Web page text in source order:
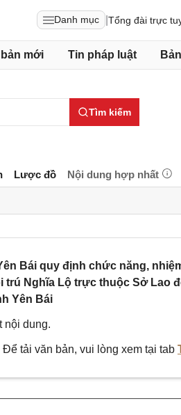
Danh mục Tổng đài trực
mới Tin pháp luật
Tìm kiếm
Lược đồ Nội dung hợp nhất
Bái quy định chức năng,
trú Nghĩa Lộ trực thuộc Sở Lao
Yên Bái
nội dung.
Để tải văn bản, vui lòng xem tại tab